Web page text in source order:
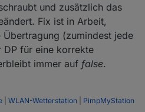
und zusätzlich das
Fix ist in Arbeit,
(zumindest jede
für eine korrekte
immer auf false.
WLAN-Wetterstation PimpMyStation